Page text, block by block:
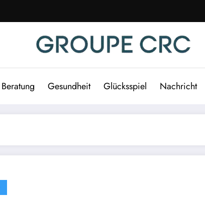
Beratung Gesundheit Glücksspiel Nachricht